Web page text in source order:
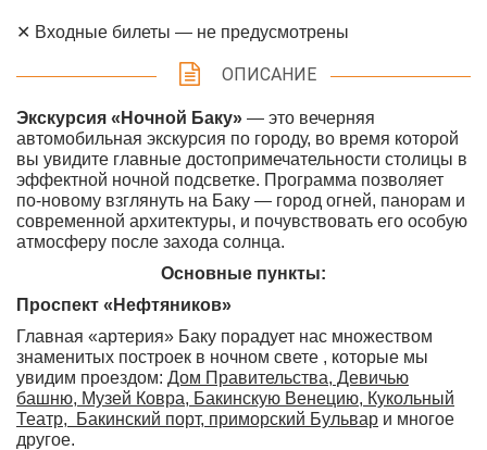
✕ Входные билеты — не предусмотрены
ОПИСАНИЕ
Экскурсия «Ночной Баку» — это вечерняя
автомобильная экскурсия по городу, во время которой
вы увидите главные достопримечательности столицы в
эффектной ночной подсветке. Программа позволяет
по-новому взглянуть на Баку — город огней, панорам и
современной архитектуры, и почувствовать его особую
атмосферу после захода солнца.
Основные пункты:
Проспект «Нефтяников»
Главная «артерия» Баку порадует нас множеством
знаменитых построек в ночном свете , которые мы
увидим проездом: Дом Правительства, Девичью
башню, Музей Ковра, Бакинскую Венецию, Кукольный
Театр, Бакинский порт, приморский Бульвар и многое
другое.